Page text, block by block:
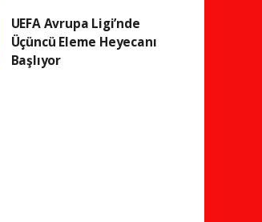
UEFA Avrupa Ligi’nde
Üçüncü Eleme Heyecanı
Başlıyor